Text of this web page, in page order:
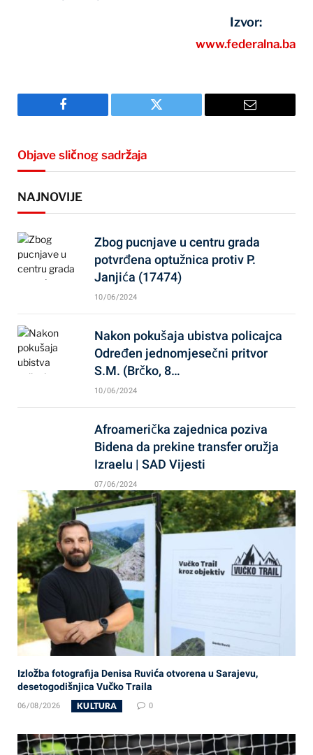
Izvor:
www.federalna.ba
Facebook Twitter Email
Objave sličnog sadržaja
NAJNOVIJE
Zbog pucnjave u centru grada
potvrđena optužnica protiv P.
Janjića (17474)
10/06/2024
Nakon pokušaja ubistva policajca
Određen jednomjesečni pritvor
S.M. (Brčko, 8…
10/06/2024
Afroamerička zajednica poziva
Bidena da prekine transfer oružja
Izraelu | SAD Vijesti
07/06/2024
Izložba fotografija Denisa Ruvića otvorena u Sarajevu,
desetogodišnjica Vučko Traila
06/08/2026 KULTURA 0